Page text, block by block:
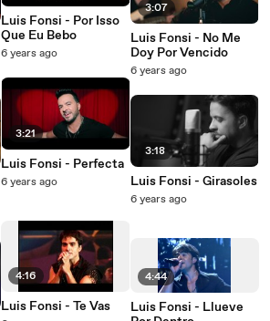
Luis Fonsi - Por Isso
Que Eu Bebo
6 years ago
3:21
Luis Fonsi - Perfecta
6 years ago
4:16
Luis Fonsi - Te Vas
3:07
Luis Fonsi - No Me
Doy Por Vencido
6 years ago
3:18
Luis Fonsi - Girasoles
6 years ago
4:44
Luis Fonsi - Llueve